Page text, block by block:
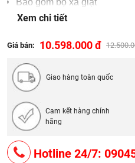
Bao gồm bộ xả giật
Bảo hành 2 năm
Xem chi tiết
Giá bán: 10.598.000 đ
Giao hàng toàn quốc
Cam kết hàng chính
hãng
Hotline 24/7: